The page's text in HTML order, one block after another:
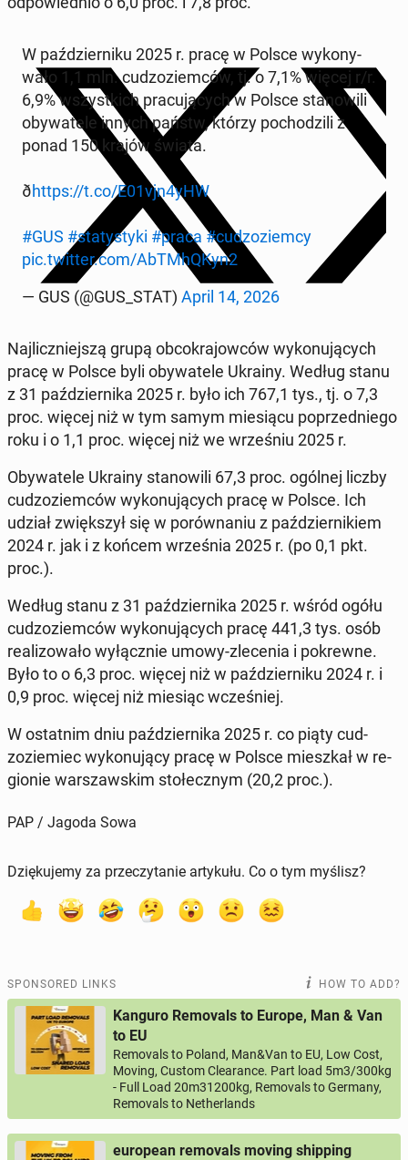
W październiku 2025 r. pracę w Polsce wykony­
wało 1,1 mln. cud­zoziem­ców, tj. o 7,1% więcej r/r.
6,9% wszys­t­kich pracu­ją­cych w Polsce stanow­ili
oby­wa­tele innych państw, którzy pochodzili z
ponad 150 krajów świata.
ðhttps://t.co/E01vjn4yHW
#GUS #statysty­ki #praca #cud­zoziem­cy
pic.twitter.com/AbTMhQKyn2
— GUS (@GUS_STAT) April 14, 2026
Na­jliczniejszą grupą ob­cokra­jow­ców wykonu­ją­cych
pracę w Polsce byli oby­wa­tele Ukrainy. Według stanu
z 31 październi­ka 2025 r. było ich 767,1 tys., tj. o 7,3
proc. więcej niż w tym samym miesiącu poprzed­niego
roku i o 1,1 proc. więcej niż we wrześniu 2025 r.
Oby­wa­tele Ukrainy stanow­ili 67,3 proc. ogólnej liczby
cud­zoziem­ców wykonu­ją­cych pracę w Polsce. Ich
udział zwięk­szył się w porów­na­niu z październikiem
2024 r. jak i z końcem wrześ­nia 2025 r. (po 0,1 pkt.
proc.).
Według stanu z 31 październi­ka 2025 r. wśród ogółu
cud­zoziem­ców wykonu­ją­cych pracę 441,3 tys. osób
re­al­i­zowało wyłącznie umowy-zlece­nia i pokrewne.
Było to o 6,3 proc. więcej niż w październiku 2024 r. i
0,9 proc. więcej niż miesiąc wcześniej.
W os­tat­nim dniu październi­ka 2025 r. co piąty cud­
zoziemiec wykonu­ją­cy pracę w Polsce mieszkał w re­
gion­ie warsza­wskim stołecznym (20,2 proc.).
PAP / Jagoda Sowa
Dziękujemy za przeczytanie artykułu. Co o tym myślisz?
SPONSORED LINKS HOW TO ADD?
Kanguro Removals to Europe, Man & Van
to EU
Removals to Poland, Man&Van to EU, Low Cost,
Moving, Custom Clearance. Part load 5m3/300kg
- Full Load 20m31200kg, Removals to Germany,
Removals to Netherlands
european removals moving shipping